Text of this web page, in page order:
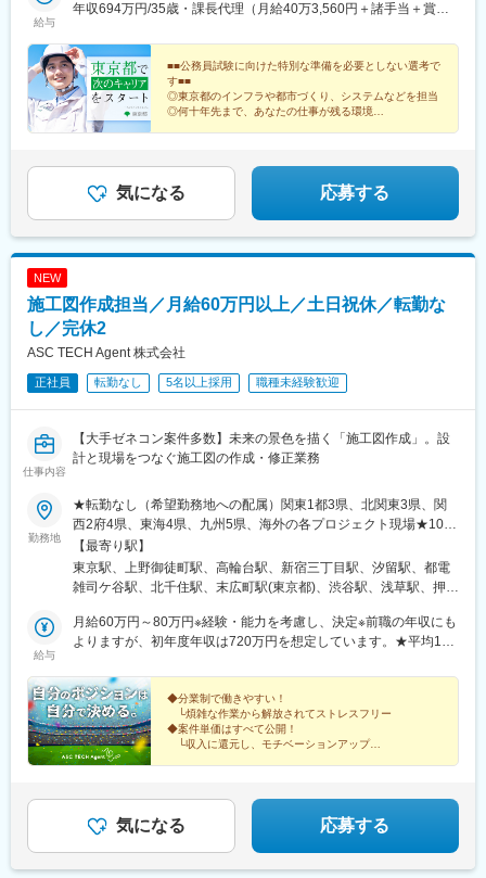
本庁舎」、「都議会議事堂」下車・JR新宿駅西改札「新宿駅西
シントンホテル前」下車※禁煙対策：敷地内禁煙
給与
年収694万円/35歳・課長代理（月給40万3,560円＋諸手当＋賞
■■公務員試験に向けた特別な準備を必要としない選考で
す■■
◎東京都のインフラや都市づくり、システムなどを担当
◎何十年先まで、あなたの仕事が残る環境
気になる 応募する
NEW
施工図作成担当／月給60万円以上／土日祝休／転勤な
し／完休2
ASC TECH Agent 株式会社
正社員 転勤なし 5名以上採用 職種未経験歓迎
仕事内容
【大手ゼネコン案件多数】未来の景色を描く「施工図作成」。設
計と現場をつなぐ施工図の作成・修正業務
勤務地
★転勤なし（希望勤務地への配属）関東1都3県、北関東3県、関
西2府4県、東海4県、九州5県、海外の各プロジェクト現場★10名
以上の積極採用★U・Iターン歓迎！★海外で働くチャンスあり！
★入社時に引越しが必要な場合は転居費用を会社が全額負担！
（自己負担のかからない社員寮も利用可能）★マイカー通勤可※案
るほど、ニーズの高いポジション。業界内での雇用を創出しつ
つ、安定した働き方が実現できるように、労働条件の整備も行っ
玉、茨城、栃木、群馬■関西／大阪、兵庫、京都、奈良、滋賀、和
歌山■東海／愛知、岐阜、三重、静岡■九州／福岡、鹿児島、熊
本、大分、長崎■海外／シンガポール、ミャンマー、バングラデシ
ュ、メキシコ、ドバイ、台湾海外にも事業を展開し、技術者がグ
ローバルに活躍できる環境です！
【最寄り駅】
東京駅、上野御徒町駅、高輪台駅、新宿三丁目駅、汐留駅、都電
雑司ケ谷駅、北千住駅、末広町駅(東京都)、渋谷駅、浅草駅、押上
駅(東京都)、大門駅(東京都)、有楽町駅、新横浜駅、小田原駅、新
高島駅、大船駅、鎌倉駅、関内駅、藤沢本町駅、片瀬江ノ島駅、
中華街駅、上強羅駅、鴨宮駅、姥子駅、初石駅、新千葉駅、東京
ディズニーランド・ステーション駅、京成西船駅、京成成田駅、
海浜幕張駅、柏駅、松戸駅、おゆみ野駅、船橋駅、佐倉駅、京成
千葉駅、新鎌ケ谷駅、成田空港駅(鉄道)、大宮駅(埼玉県)、志茂
駅、熊谷駅、浦和美園駅、東川口駅、所沢駅、籠原駅、南浦和
浦和駅、八木崎駅、水戸駅、つくば駅、守谷駅、日立駅、土浦
駅、古河駅、工機前駅、ひたち野うしく駅、石岡駅、取手駅、東
給与
月給60万円～80万円※経験・能力を考慮し、決定※前職の年収にも
よりますが、初年度年収は720万円を想定しています。★平均120
UP事例＞入社前 入社後年収480万円⇒年収650万円年収
600万円⇒年収800万円年収780万円⇒年収1000万円 ※大手ゼネコ
ン出身「社員の安心と幸せを第一に考える会社にしたい」という
想いから、業界内でも高水準となる月給60万円以上を用意しまし
た。担当プロジェクトも収入や働き方など、重視するポイントに
さい。＜年収例＞754万円／38歳1256万円／50歳787万円／62歳
865万円／40歳
◆分業制で働きやすい！
└煩雑な作業から解放されてストレスフリー
◆案件単価はすべて公開！
└収入に還元し、モチベーションアップ
気になる 応募する